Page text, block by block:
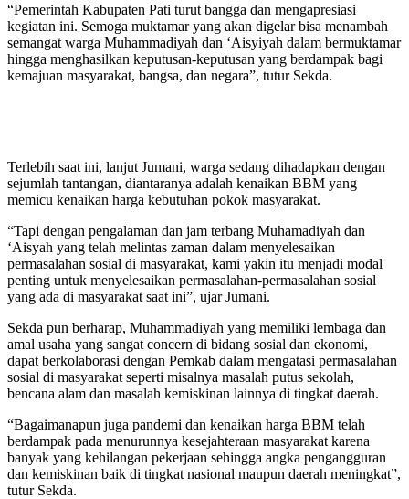
“Pemerintah Kabupaten Pati turut bangga dan mengapresiasi
kegiatan ini. Semoga muktamar yang akan digelar bisa menambah
semangat warga Muhammadiyah dan ‘Aisyiyah dalam bermuktamar
hingga menghasilkan keputusan-keputusan yang berdampak bagi
kemajuan masyarakat, bangsa, dan negara”, tutur Sekda.
Terlebih saat ini, lanjut Jumani, warga sedang dihadapkan dengan
sejumlah tantangan, diantaranya adalah kenaikan BBM yang
memicu kenaikan harga kebutuhan pokok masyarakat.
“Tapi dengan pengalaman dan jam terbang Muhamadiyah dan
‘Aisyah yang telah melintas zaman dalam menyelesaikan
permasalahan sosial di masyarakat, kami yakin itu menjadi modal
penting untuk menyelesaikan permasalahan-permasalahan sosial
yang ada di masyarakat saat ini”, ujar Jumani.
Sekda pun berharap, Muhammadiyah yang memiliki lembaga dan
amal usaha yang sangat concern di bidang sosial dan ekonomi,
dapat berkolaborasi dengan Pemkab dalam mengatasi permasalahan
sosial di masyarakat seperti misalnya masalah putus sekolah,
bencana alam dan masalah kemiskinan lainnya di tingkat daerah.
“Bagaimanapun juga pandemi dan kenaikan harga BBM telah
berdampak pada menurunnya kesejahteraan masyarakat karena
banyak yang kehilangan pekerjaan sehingga angka pengangguran
dan kemiskinan baik di tingkat nasional maupun daerah meningkat”,
tutur Sekda.